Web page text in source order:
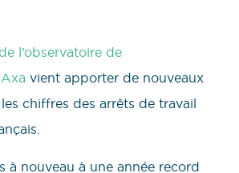
l’observatoire de
vient apporter de nouveaux
chiffres des arrêts de travail
à nouveau à une année record